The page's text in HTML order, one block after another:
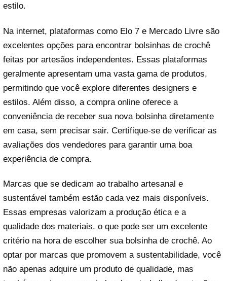
estilo.
Na internet, plataformas como Elo 7 e Mercado Livre são
excelentes opções para encontrar bolsinhas de crochê
feitas por artesãos independentes. Essas plataformas
geralmente apresentam uma vasta gama de produtos,
permitindo que você explore diferentes designers e
estilos. Além disso, a compra online oferece a
conveniência de receber sua nova bolsinha diretamente
em casa, sem precisar sair. Certifique-se de verificar as
avaliações dos vendedores para garantir uma boa
experiência de compra.
Marcas que se dedicam ao trabalho artesanal e
sustentável também estão cada vez mais disponíveis.
Essas empresas valorizam a produção ética e a
qualidade dos materiais, o que pode ser um excelente
critério na hora de escolher sua bolsinha de crochê. Ao
optar por marcas que promovem a sustentabilidade, você
não apenas adquire um produto de qualidade, mas